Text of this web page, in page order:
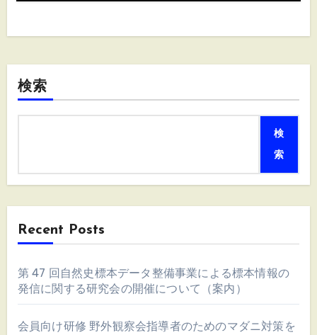
検索
検
索
Recent Posts
第 47 回自然史標本データ整備事業による標本情報の
発信に関する研究会の開催について（案内）
会員向け研修 野外観察会指導者のためのマダニ対策を